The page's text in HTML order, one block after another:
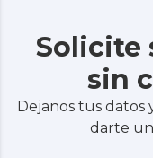
Solicite
sin
Dejanos tus datos
darte